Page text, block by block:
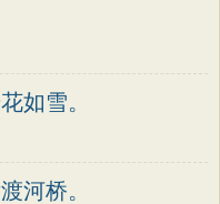
如雪。
河桥。